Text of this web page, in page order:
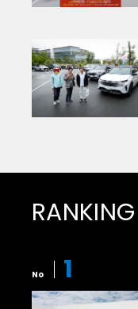
RANKING
No 1